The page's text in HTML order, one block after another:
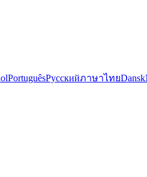
PortuguêsРусскийภาษาไทยDansk